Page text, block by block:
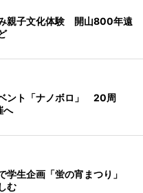
親子文化体験 開山800年遠
ント「ナノボロ」 20周
へ
学生企画「蛍の宵まつり」
む